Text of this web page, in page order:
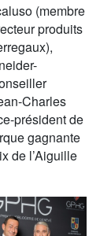
(membre
produits
Charles
président de
gagnante
de l’Aiguille